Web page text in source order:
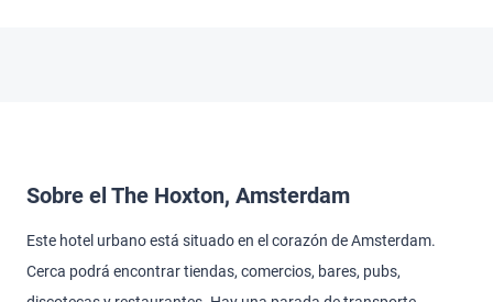
Sobre el The Hoxton, Amsterdam
Este hotel urbano está situado en el corazón de Amsterdam.
Cerca podrá encontrar tiendas, comercios, bares, pubs,